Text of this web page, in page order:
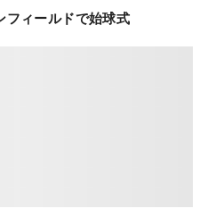
フィールドで始球式